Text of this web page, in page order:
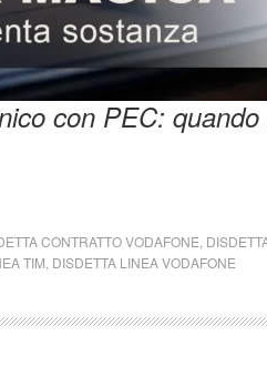
con PEC:
CONTRATTO VODAFONE
TIM DISDETTA LINEA VODAFONE